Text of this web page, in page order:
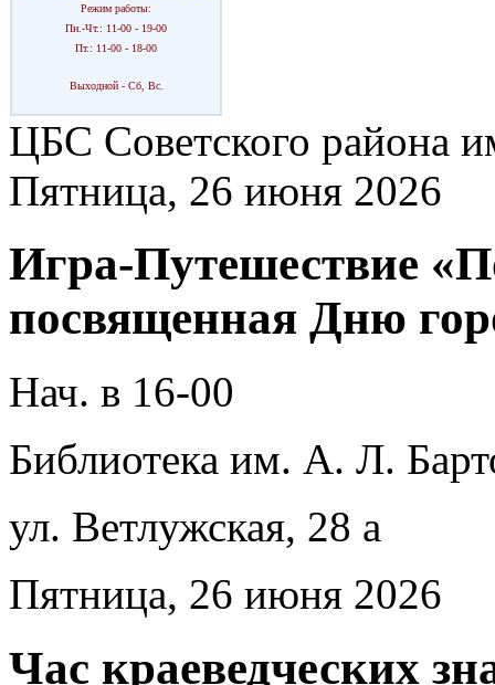
Режим работы:
Пн.-Чт.: 11-00 - 19-00
Пт.: 11-00 - 18-00
Выходной - Сб, Вс.
ЦБС Советского района
Пятница, 26 июня 2026
Игра-Путешествие
посвященная Дню
Нач. в 16-00
Библиотека им. А. Л.
ул. Ветлужская, 28 а
Пятница, 26 июня 2026
Час краеведческих